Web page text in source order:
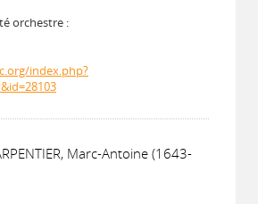
orchestre :
index.php?
Marc-Antoine (1643-